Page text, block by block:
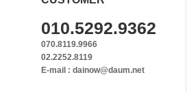
010.5292.9362
070.8119.9966
02.2252.8119
E-mail : dainow@daum.net